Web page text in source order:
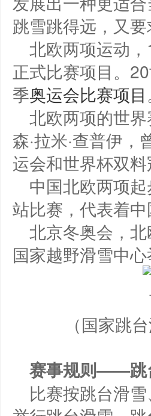
跳雪跳得远，又
北欧两项运动
正式比赛项目。
季奥运会比赛项目
北欧两项的世
森·拉米·查普伊
运会和世界杯双
中国北欧两项
站比赛，代表着
北京冬奥会，
国家越野滑雪中
（国家跳
赛事规则——跳
比赛按跳台滑